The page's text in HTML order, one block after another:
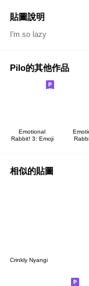
貼圖說明
I'm so lazy
Pilo的其他作品
Emotional
Rabbit! 3: Emoji
相似的貼圖
Crinkly Nyangi